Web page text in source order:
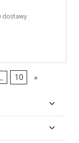
dostawy
10 »